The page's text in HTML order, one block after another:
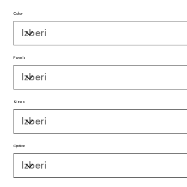
Color
Panels
Sizes
Option